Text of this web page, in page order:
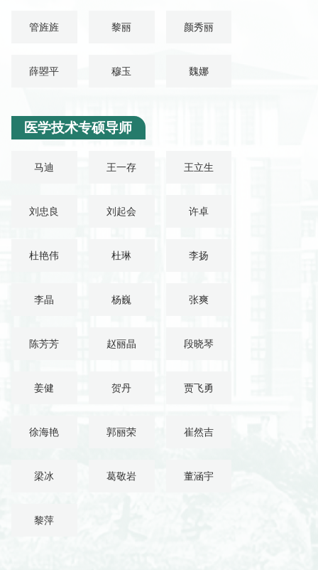
管旌旌 黎丽 颜秀丽
薛曌平 穆玉 魏娜
医学技术专硕导师
马迪 王一存 王立生
刘忠良 刘起会 许卓
杜艳伟 杜琳 李扬
李晶 杨巍 张爽
陈芳芳 赵丽晶 段晓琴
姜健 贺丹 贾飞勇
徐海艳 郭丽荣 崔然吉
梁冰 葛敬岩 董涵宇
黎萍